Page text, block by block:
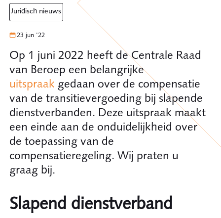
juridisch nieuws
23 jun '22
Op 1 juni 2022 heeft de Centrale Raad
van Beroep een belangrijke
uitspraak gedaan over de compensatie
van de transitievergoeding bij slapende
dienstverbanden. Deze uitspraak maakt
een einde aan de onduidelijkheid over
de toepassing van de
compensatieregeling. Wij praten u
graag bij.
Slapend dienstverband